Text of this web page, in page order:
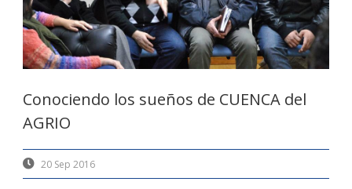
Conociendo los sueños de CUENCA del
AGRIO
20 Sep 2016